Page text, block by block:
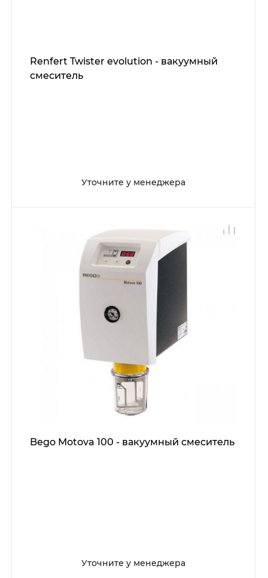
Renfert Twister evolution - вакуумный
смеситель
Уточните у менеджера
Bego Motova 100 - вакуумный смеситель
Уточните у менеджера